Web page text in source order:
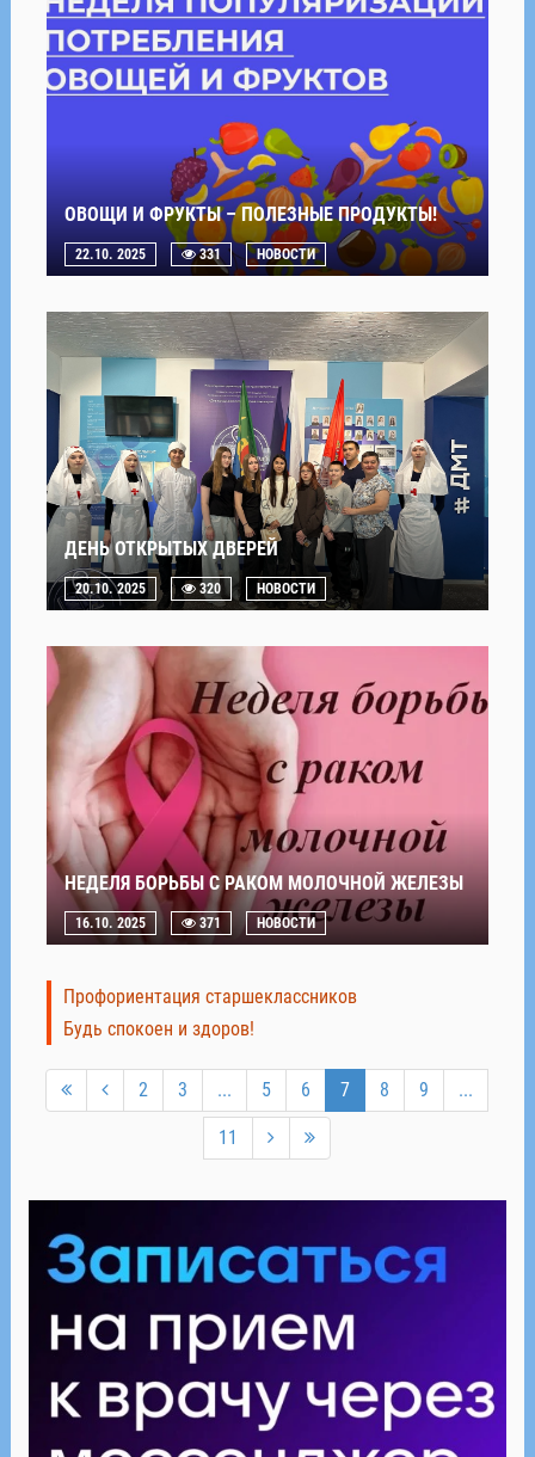
ОВОЩИ И ФРУКТЫ – ПОЛЕЗНЫЕ ПРОДУКТЫ!
22.10. 2025 331 НОВОСТИ
ДЕНЬ ОТКРЫТЫХ ДВЕРЕЙ
20.10. 2025 320 НОВОСТИ
НЕДЕЛЯ БОРЬБЫ С РАКОМ МОЛОЧНОЙ ЖЕЛЕЗЫ
16.10. 2025 371 НОВОСТИ
Профориентация старшеклассников
Будь спокоен и здоров!
2 3 ... 5 6 7 8 9 ...
11